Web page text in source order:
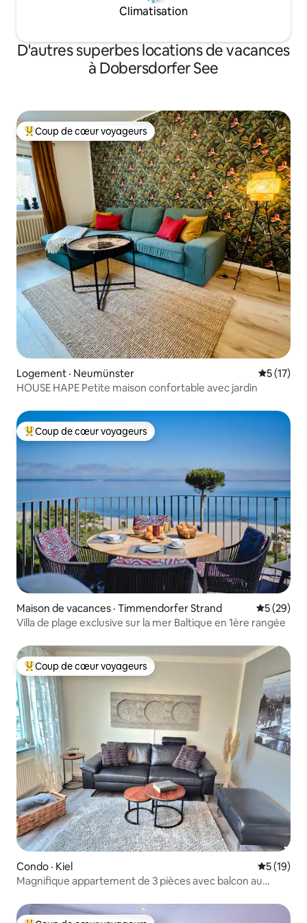
Climatisation
D'autres superbes locations de vacances
à Dobersdorfer See
Coup de cœur voyageurs parmi les plus aimés
Coup de cœur voyageurs
Logement · Neumünster Note
5 (17)
HOUSE HAPE Petite maison confortable avec jardin
Coup de cœur voyageurs parmi les plus aimés
Coup de cœur voyageurs
Maison de vacances · Timmendorfer Strand Note
5 (29)
Villa de plage exclusive sur la mer Baltique en 1ère rangée
Coup de cœur voyageurs parmi les plus aimés
Coup de cœur voyageurs
Condo · Kiel Note
5 (19)
Magnifique appartement de 3 pièces avec balcon au